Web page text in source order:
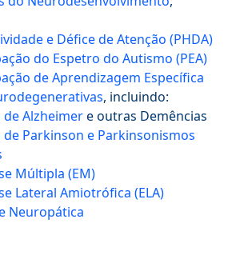
e Défice de Atenção (PHDA)
do Espetro do Autismo (PEA)
de Aprendizagem Específica
, incluindo:
de Alzheimere outras Demências
de Parkinson e Parkinsonismos
Múltipla (EM)
Lateral Amiotrófica (ELA)
Neuropática